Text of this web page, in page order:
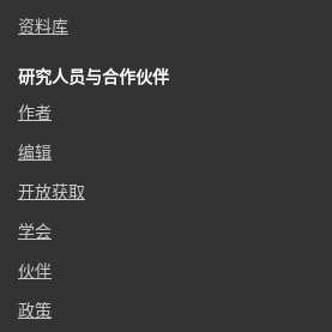
资料库
研究人员与合作伙伴
作者
编辑
开放获取
学会
伙伴
政策